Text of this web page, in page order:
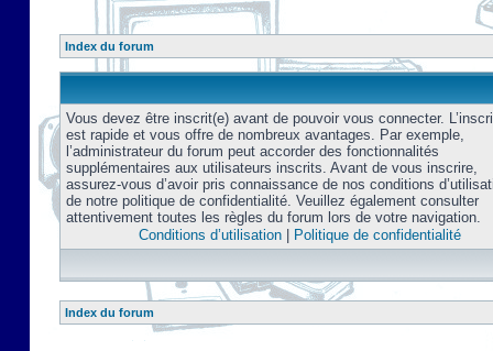
Index du forum
Vous devez être inscrit(e) avant de pouvoir vous connecter.
est rapide et vous offre de nombreux avantages. Par exemple,
l’administrateur du forum peut accorder des fonctionnalités
supplémentaires aux utilisateurs inscrits. Avant de vous inscrire,
assurez-vous d’avoir pris connaissance de nos conditions
de notre politique de confidentialité. Veuillez également consulter
attentivement toutes les règles du forum lors de votre navigation.
Conditions d’utilisation| Politique de confidentialité
Index du forum